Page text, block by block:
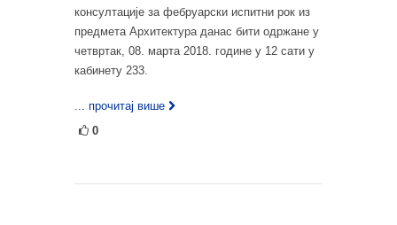
консултације за фебруарски испитни рок из
предмета Архитектура данас бити одржане у
четвртак, 08. марта 2018. године у 12 сати у
кабинету 233.
... прочитај више
0